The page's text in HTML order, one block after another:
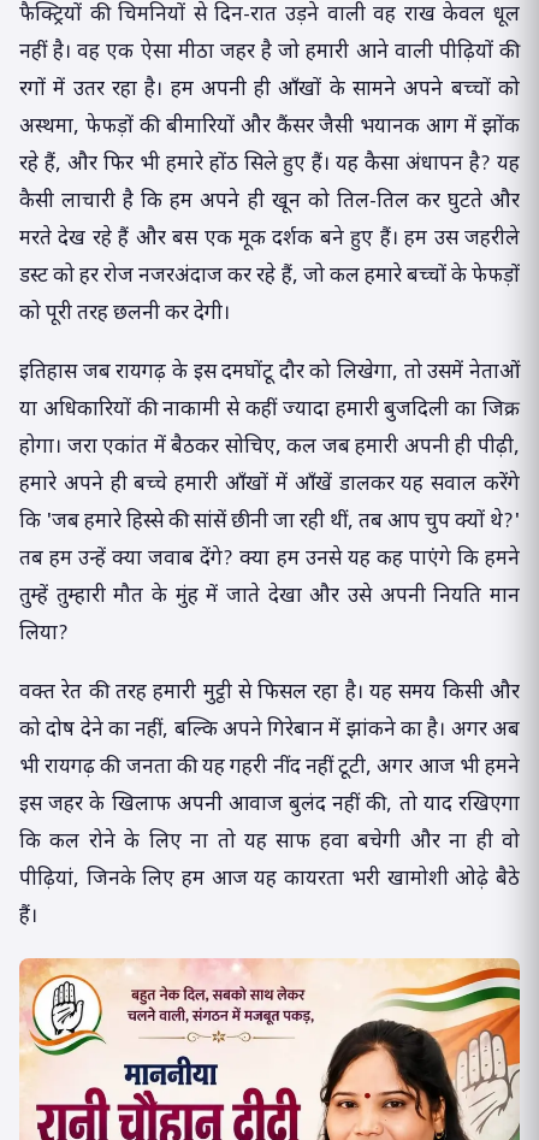
फैक्ट्रियों की चिमनियों से दिन-रात उड़ने वाली वह राख केवल धूल
नहीं है। वह एक ऐसा मीठा जहर है जो हमारी आने वाली पीढ़ियों की
रगों में उतर रहा है। हम अपनी ही आँखों के सामने अपने बच्चों को
अस्थमा, फेफड़ों की बीमारियों और कैंसर जैसी भयानक आग में झोंक
रहे हैं, और फिर भी हमारे होंठ सिले हुए हैं। यह कैसा अंधापन है? यह
कैसी लाचारी है कि हम अपने ही खून को तिल-तिल कर घुटते और
मरते देख रहे हैं और बस एक मूक दर्शक बने हुए हैं। हम उस जहरीले
डस्ट को हर रोज नजरअंदाज कर रहे हैं, जो कल हमारे बच्चों के फेफड़ों
को पूरी तरह छलनी कर देगी।
इतिहास जब रायगढ़ के इस दमघोंटू दौर को लिखेगा, तो उसमें नेताओं
या अधिकारियों की नाकामी से कहीं ज्यादा हमारी बुजदिली का जिक्र
होगा। जरा एकांत में बैठकर सोचिए, कल जब हमारी अपनी ही पीढ़ी,
हमारे अपने ही बच्चे हमारी आँखों में आँखें डालकर यह सवाल करेंगे
कि 'जब हमारे हिस्से की सांसें छीनी जा रही थीं, तब आप चुप क्यों थे?'
तब हम उन्हें क्या जवाब देंगे? क्या हम उनसे यह कह पाएंगे कि हमने
तुम्हें तुम्हारी मौत के मुंह में जाते देखा और उसे अपनी नियति मान
लिया?
वक्त रेत की तरह हमारी मुट्ठी से फिसल रहा है। यह समय किसी और
को दोष देने का नहीं, बल्कि अपने गिरेबान में झांकने का है। अगर अब
भी रायगढ़ की जनता की यह गहरी नींद नहीं टूटी, अगर आज भी हमने
इस जहर के खिलाफ अपनी आवाज बुलंद नहीं की, तो याद रखिएगा
कि कल रोने के लिए ना तो यह साफ हवा बचेगी और ना ही वो
पीढ़ियां, जिनके लिए हम आज यह कायरता भरी खामोशी ओढ़े बैठे
हैं।